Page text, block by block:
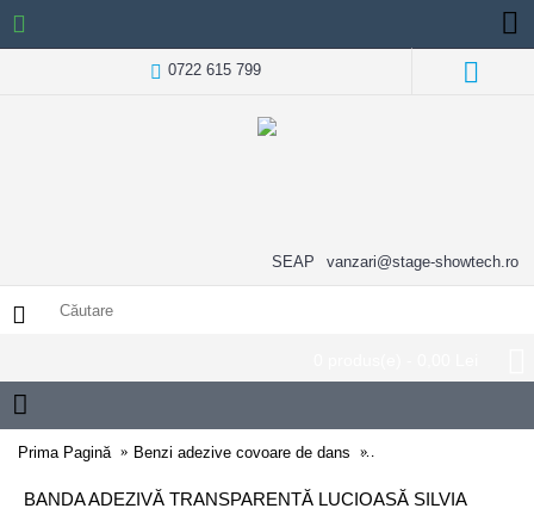
0722 615 799
SEAP vanzari@stage-showtech.ro
Prima Pagină Benzi adezive covoare de dans Banda adezivă
BANDA ADEZIVĂ TRANSPARENTĂ LUCIOASĂ SILVIA